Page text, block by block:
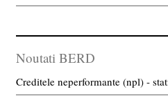
Noutati BERD
Creditele neperformante (npl) -